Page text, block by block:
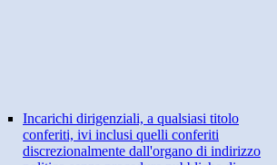
Incarichi dirigenziali, a qualsiasi titolo
conferiti, ivi inclusi quelli conferiti
discrezionalmente dall'organo di indirizzo